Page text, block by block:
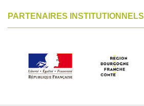
PARTENAIRES INSTITUTIONNELS